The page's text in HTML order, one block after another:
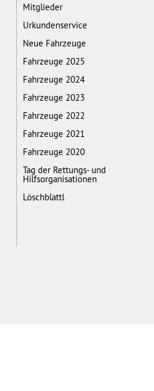
Mitglieder
Urkundenservice
Neue Fahrzeuge
Fahrzeuge 2025
Fahrzeuge 2024
Fahrzeuge 2023
Fahrzeuge 2022
Fahrzeuge 2021
Fahrzeuge 2020
Tag der Rettungs- und
Hilfsorganisationen
Löschblattl